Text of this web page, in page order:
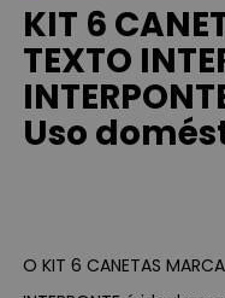
KIT 6
TEXTO
Uso
O KIT 6 CANETAS